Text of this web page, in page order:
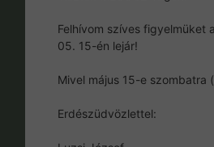
Felhívom szíves figyelmüket
05. 15-én lejár!
Mivel május 15-e szombatra
Erdészüdvözlettel: